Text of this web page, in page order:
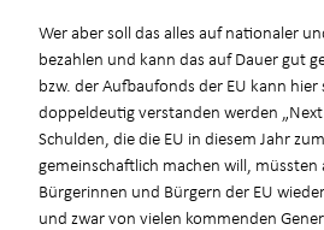
Wer aber soll das alles auf nationaler
bezahlen und kann das auf Dauer gut
bzw. der Aufbaufonds der EU kann
doppeldeutig verstanden werden
Schulden, die die EU in diesem Jahr
gemeinschaftlich machen will, müssten
Bürgerinnen und Bürgern der EU
und zwar von vielen kommenden